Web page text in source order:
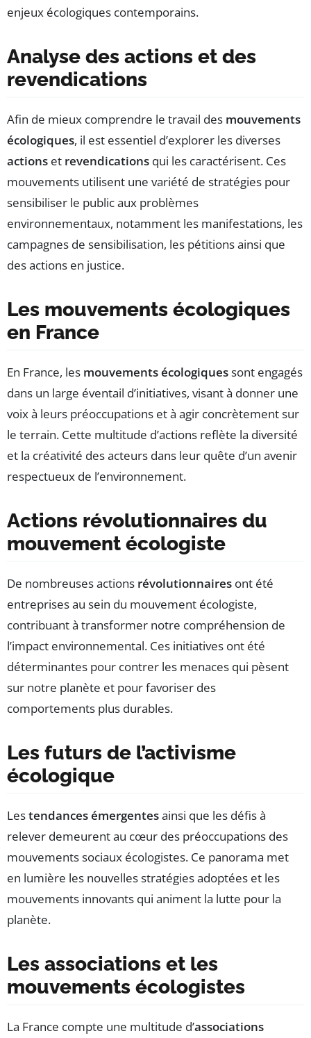
enjeux écologiques contemporains.
Analyse des actions et des
revendications
Afin de mieux comprendre le travail des mouvements
écologiques, il est essentiel d’explorer les diverses
actions et revendications qui les caractérisent. Ces
mouvements utilisent une variété de stratégies pour
sensibiliser le public aux problèmes
environnementaux, notamment les manifestations, les
campagnes de sensibilisation, les pétitions ainsi que
des actions en justice.
Les mouvements écologiques
en France
En France, les mouvements écologiquessont engagés
dans un large éventail d’initiatives, visant à donner une
voix à leurs préoccupations et à agir concrètement sur
le terrain. Cette multitude d’actions reflète la diversité
et la créativité des acteurs dans leur quête d’un avenir
respectueux de l’environnement.
Actions révolutionnaires du
mouvement écologiste
De nombreuses actions révolutionnaires ont été
entreprises au sein du mouvement écologiste,
contribuant à transformer notre compréhension de
l’impact environnemental. Ces initiatives ont été
déterminantes pour contrer les menaces qui pèsent
sur notre planète et pour favoriser des
comportements plus durables.
Les futurs de l’activisme
écologique
Lestendances émergentesainsi que les défis à
relever demeurent au cœur des préoccupations des
mouvements sociaux écologistes. Ce panorama met
en lumière les nouvelles stratégies adoptées et les
mouvements innovants qui animent la lutte pour la
planète.
Les associations et les
mouvements écologistes
La France compte une multitude d’associations